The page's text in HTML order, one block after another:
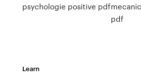
psychologie positive pdf
pdf
Learn